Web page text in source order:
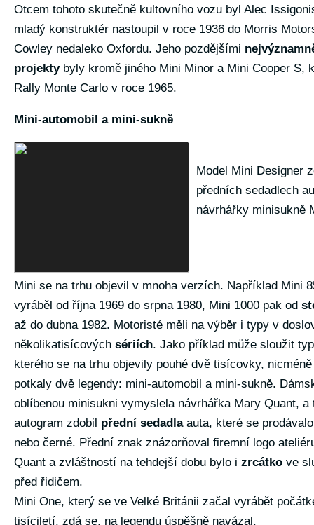
Otcem tohoto skutečně kultovního vozu byl Alec
mladý konstruktér nastoupil v roce 1936 do Morris
Cowley nedaleko Oxfordu. Jeho pozdějšími
projektybyly kromě jiného Mini Minor a Mini Cooper S,
Rally Monte Carlo v roce 1965.
Mini-automobil a mini-sukně
Model Mini Designer
předních sedadlech
návrhářky minisukně
Mini se na trhu objevil v mnoha verzích. Například Mini
vyráběl od října 1969 do srpna 1980, Mini 1000 pak od
až do dubna 1982. Motoristé měli na výběr i typy v
několikatisícových sériích. Jako příklad může sloužit
kterého se na trhu objevily pouhé dvě tisícovky,
potkaly dvě legendy: mini-automobil a mini-sukně.
oblíbenou minisukni vymyslela návrhářka Mary Quant, a
autogram zdobil přední sedadlaauta, které se
nebo černé. Přední znak znázorňoval firemní logo
Quant a zvláštností na tehdejší dobu bylo i zrcátko ve
před řidičem.
Mini One, který se ve Velké Británii začal vyrábět
tisíciletí, zdá se, na legendu úspěšně navázal.